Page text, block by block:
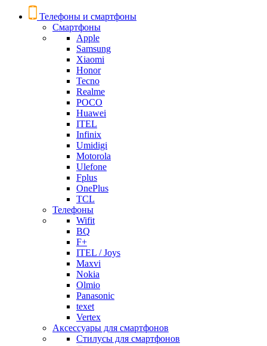
Телефоны и смартфоны
Смартфоны
Apple
Samsung
Xiaomi
Honor
Tecno
Realme
POCO
Huawei
ITEL
Infinix
Umidigi
Motorola
Ulefone
Fplus
OnePlus
TCL
Телефоны
Wifit
BQ
F+
ITEL / Joys
Maxvi
Nokia
Olmio
Panasonic
texet
Vertex
Аксессуары для смартфонов
Стилусы для смартфонов